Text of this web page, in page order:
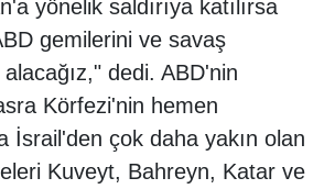
yönelik saldırıya katılırsa
gemilerini ve savaş
dedi. ABD'nin
Körfezi'nin hemen
İsrail'den çok daha yakın olan
Kuveyt, Bahreyn, Katar ve